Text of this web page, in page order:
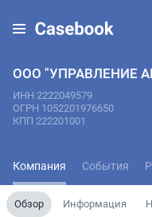
ООО "УПРАВЛЕНИЕ
ИНН 2222049579
ОГРН 1052201976650
КПП 222201001
Компания События
Обзор Информация